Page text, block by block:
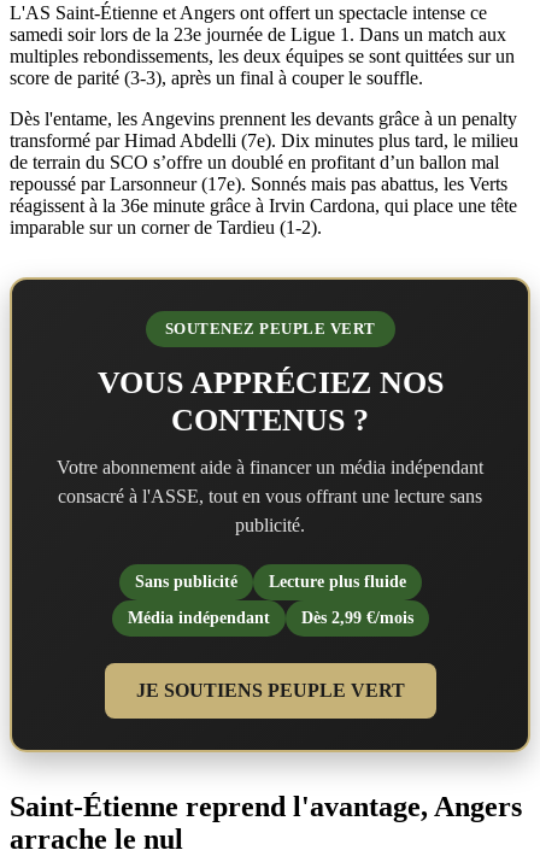
L'AS Saint-Étienne et Angers ont offert un spectacle intense ce
samedi soir lors de la 23e journée de Ligue 1. Dans un match aux
multiples rebondissements, les deux équipes se sont quittées sur un
score de parité (3-3), après un final à couper le souffle.
Dès l'entame, les Angevins prennent les devants grâce à un penalty
transformé par Himad Abdelli (7e). Dix minutes plus tard, le milieu
de terrain du SCO s’offre un doublé en profitant d’un ballon mal
repoussé par Larsonneur (17e). Sonnés mais pas abattus, les Verts
réagissent à la 36e minute grâce à Irvin Cardona, qui place une tête
imparable sur un corner de Tardieu (1-2).
SOUTENEZ PEUPLE VERT
VOUS APPRÉCIEZ NOS
CONTENUS ?
Votre abonnement aide à financer un média indépendant
consacré à l'ASSE, tout en vous offrant une lecture sans
publicité.
Sans publicité
Lecture plus fluide
Média indépendant
Dès 2,99 €/mois
JE SOUTIENS PEUPLE VERT
Saint-Étienne reprend l'avantage, Angers
arrache le nul